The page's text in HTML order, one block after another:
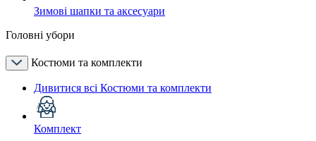
Зимові шапки та аксесуари
Головні убори
Костюми та комплекти
Дивитися всі Костюми та комплекти
Комплект